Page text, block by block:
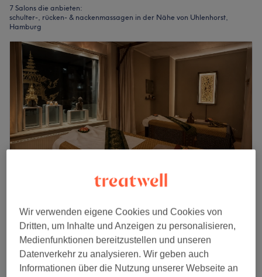
7 Salons die anbieten:
schulter-, rücken- & nackenmassagen in der Nähe von Uhlenhorst,
Hamburg
Khun Chang Thaimassage
5,0
2 Bewertungen
Uhlenhorst, Hamburg
Auf Karte anzeigen
Schulter-, Rücken- & Nackenmassage
1 Std. - 1 Std. 30 Min.
Wir verwenden eigene Cookies und Cookies von
Dritten, um Inhalte und Anzeigen zu personalisieren,
Medienfunktionen bereitzustellen und unseren
Datenverkehr zu analysieren. Wir geben auch
Informationen über die Nutzung unserer Webseite an